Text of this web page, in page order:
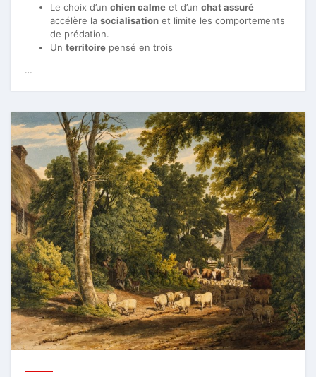
Le choix d’un chien calme et d’un chat assuré
accélère la socialisation et limite les comportements
de prédation.
Un territoire pensé en trois
…